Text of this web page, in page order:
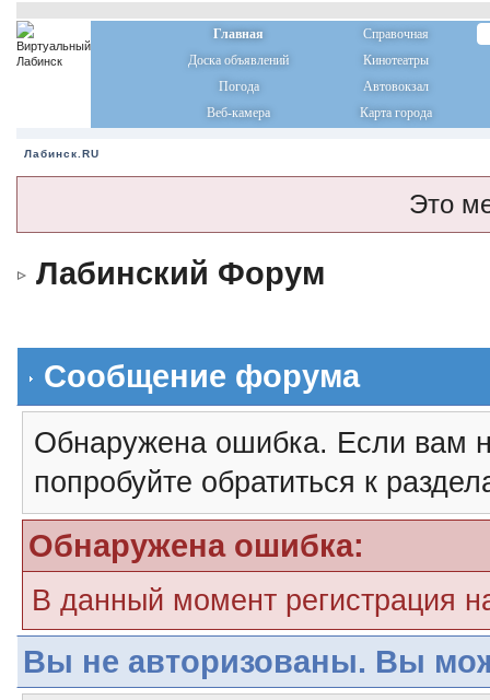
Главная
Справочная
Доска объявлений
Кинотеатры
Погода
Автовокзал
Веб-камера
Карта города
Лабинск.RU
Это
Лабинский Форум
Сообщение форума
Обнаружена ошибка. Если вам
попробуйте обратиться к
Обнаружена ошибка:
В данный момент регистрация
Вы не авторизованы. Вы